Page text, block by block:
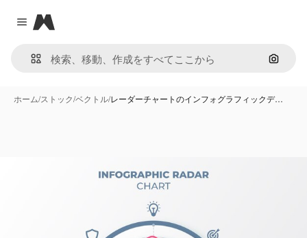
Close menu
Magnific
画像で
ホーム/ストック/ベクトル/レーダーチャートのインフォグラフィックデ…